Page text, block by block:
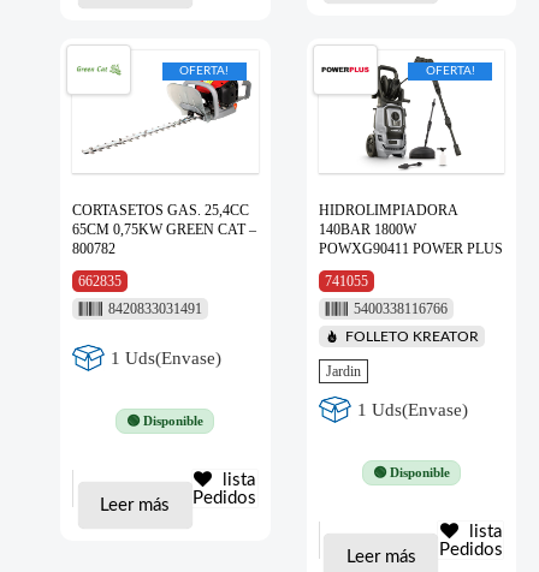
OFERTA!
CORTASETOS GAS. 25,4CC
65CM 0,75KW GREEN CAT –
800782
662835
8420833031491
1 Uds(Envase)
🟢 Disponible
Leer más
lista
Pedidos
OFERTA!
HIDROLIMPIADORA
140BAR 1800W
POWXG90411 POWER PLUS
741055
5400338116766
FOLLETO KREATOR
Jardin
1 Uds(Envase)
🟢 Disponible
Leer más
lista
Pedidos